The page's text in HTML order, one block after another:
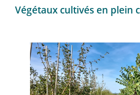
Végétaux cultivés en plein